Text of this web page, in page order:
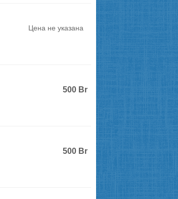
Цена не указана
500 Br
500 Br